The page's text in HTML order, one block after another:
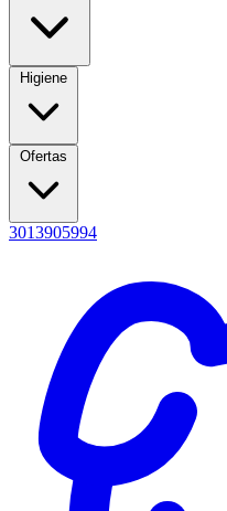
Higiene
Ofertas
3013905994